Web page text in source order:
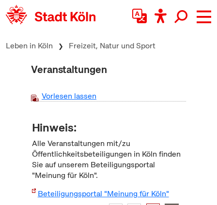
zum Inhalt springen
Leben in Köln Freizeit, Natur und Sport
Veranstaltungen
Vorlesen lassen
Hinweis:
Alle Veranstaltungen mit/zu
Öffentlichkeitsbeteiligungen in Köln finden
Sie auf unserem Beteiligungsportal
"Meinung für Köln".
Beteiligungsportal "Meinung für Köln"